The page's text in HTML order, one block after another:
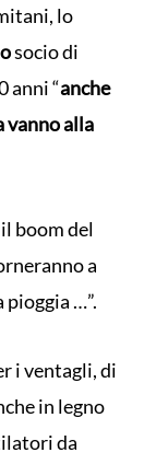
lo
socio di
anni “anche
alla
boom del
a
…”.
i ventagli, di
in legno
da